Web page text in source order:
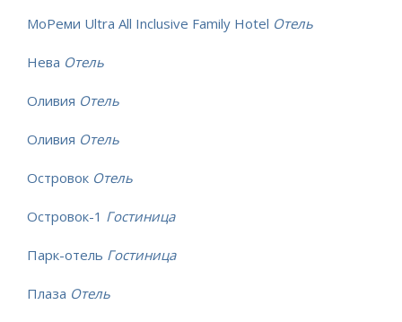
МоРеми Ultra All Inclusive Family Hotel Отель
Нева Отель
Оливия Отель
Оливия Отель
Островок Отель
Островок-1 Гостиница
Парк-отель Гостиница
Плаза Отель